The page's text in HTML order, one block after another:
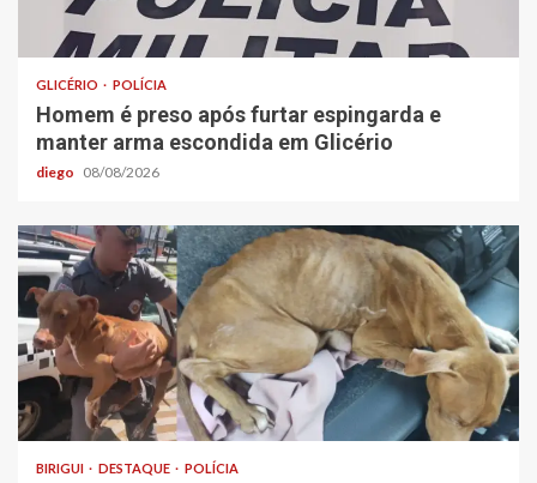
GLICÉRIO POLÍCIA
Homem é preso após furtar espingarda e
manter arma escondida em Glicério
diego 08/08/2026
BIRIGUI DESTAQUE POLÍCIA